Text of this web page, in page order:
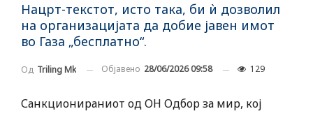
Нацрт-текстот, исто така, би ѝ дозволил
на организацијата да добие јавен имот
во Газа „бесплатно“.
Од Triling Mk Објавено 28/06/2026 09:58 129
Санкционираниот од ОН Одбор за мир, кој